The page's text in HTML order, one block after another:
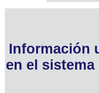
Información
en el